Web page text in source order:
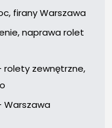
firany Warszawa
naprawa rolet
rolety zewnętrzne,
Warszawa